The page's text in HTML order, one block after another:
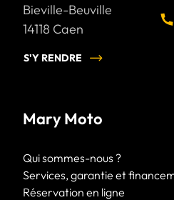
Bieville-Beuville
14118 Caen
S'Y RENDRE
Mary Moto
Qui sommes-nous ?
Services, garantie et
Réservation en ligne